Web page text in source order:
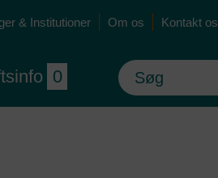
& Institutioner Om os Kontakt os
0